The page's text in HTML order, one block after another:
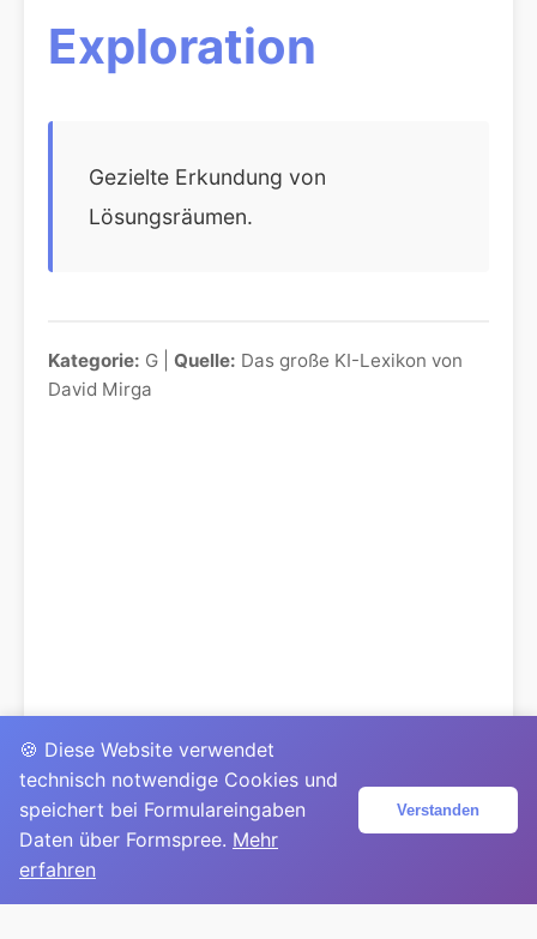
Exploration
Gezielte Erkundung von
Lösungsräumen.
Kategorie: G | Quelle: Das große KI-Lexikon von
David Mirga
🍪 Diese Website verwendet
technisch notwendige Cookies und
speichert bei Formulareingaben
Daten über Formspree. Mehr
erfahren
Verstanden